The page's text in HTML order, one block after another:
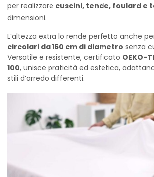
per realizzare cuscini, tende, foulard e
dimensioni.
L’altezza extra lo rende perfetto anche
circolari da 160 cm di diametro senza
Versatile e resistente, certificato OEKO-
100, unisce praticità ed estetica,
stili d’arredo differenti.